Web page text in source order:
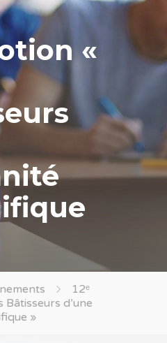
«
12ᵉ
d’une
»